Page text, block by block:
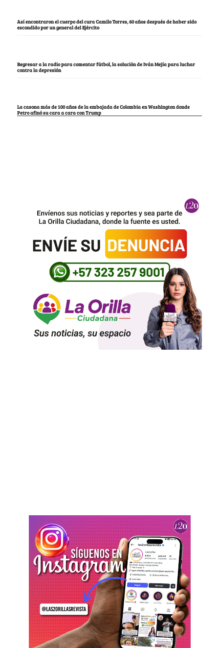
Así encontraron el cuerpo del cura Camilo Torres, 60 años después de haber sido
escondido por un general del Ejército
Regresar a la radio para comentar fútbol, la solución de Iván Mejía para luchar
contra la depresión
La casona más de 100 años de la embajada de Colombia en Washington donde
Petro afinó su cara a cara con Trump